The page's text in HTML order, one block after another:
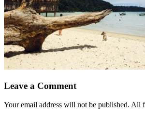
Leave a Comment
Your email address will not be published. All